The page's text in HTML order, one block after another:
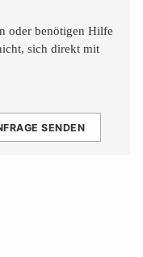
oder benötigen Hilfe
sich direkt mit
SENDEN